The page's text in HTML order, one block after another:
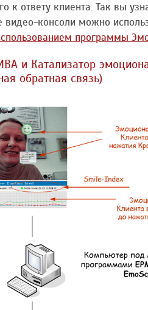
к ответу клиента. Так вы
консоли можно
программы
и Катализатор
обратная связь)